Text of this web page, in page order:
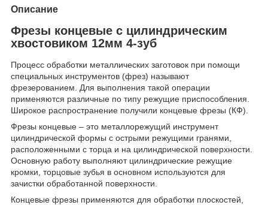
Описание
Фрезы концевые с цилиндрическим
хвостовиком 12мм 4-зуб
Процесс обработки металлических заготовок при помощи
специальных инструментов (фрез) называют
фрезерованием. Для выполнения такой операции
применяются различные по типу режущие приспособления.
Широкое распространение получили концевые фрезы (КФ).
Фрезы концевые – это металлорежущий инструмент
цилиндрической формы с острыми режущими гранями,
расположенными с торца и на цилиндрической поверхности.
Основную работу выполняют цилиндрические режущие
кромки, торцовые зубья в основном используются для
зачистки обработанной поверхности.
Концевые фрезы применяются для обработки плоскостей,